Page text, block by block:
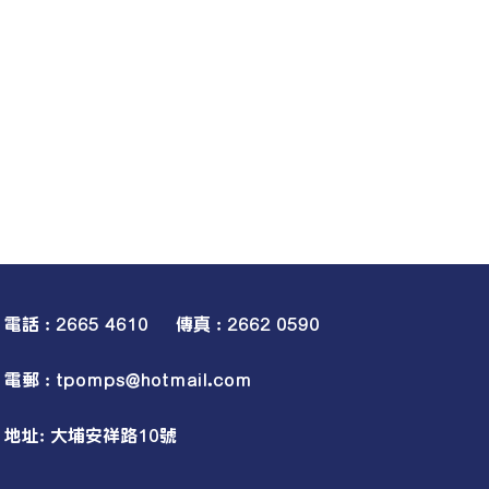
電話 : 2665 4610 傳真 : 2662 0590
電郵 : tpomps@hotmail.com
地址: 大埔安祥路10號